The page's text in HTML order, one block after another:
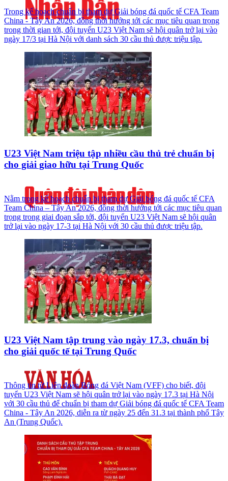
Trong kế hoạch chuẩn bị tham dự Giải bóng đá quốc tế CFA Team
China - Tây An 2026, đồng thời hướng tới các mục tiêu quan trọng
trong thời gian tới, đội tuyển U23 Việt Nam sẽ hội quân trở lại vào
ngày 17/3 tại Hà Nội với danh sách 30 cầu thủ được triệu tập.
U23 Việt Nam triệu tập nhiều cầu thủ trẻ chuẩn bị
cho giải giao hữu tại Trung Quốc
Nằm trong kế hoạch chuẩn bị tham dự Giải bóng đá quốc tế CFA
Team China – Tây An 2026, đồng thời hướng tới các mục tiêu quan
trọng trong giai đoạn sắp tới, đội tuyển U23 Việt Nam sẽ hội quân
trở lại vào ngày 17-3 tại Hà Nội với 30 cầu thủ được triệu tập.
U23 Việt Nam tập trung vào ngày 17.3, chuẩn bị
cho giải quốc tế tại Trung Quốc
Thông tin từ Liên đoàn Bóng đá Việt Nam (VFF) cho biết, đội
tuyển U23 Việt Nam sẽ hội quân trở lại vào ngày 17.3 tại Hà Nội
với 30 cầu thủ để chuẩn bị tham dự Giải bóng đá quốc tế CFA Team
China - Tây An 2026, diễn ra từ ngày 25 đến 31.3 tại thành phố Tây
An (Trung Quốc).